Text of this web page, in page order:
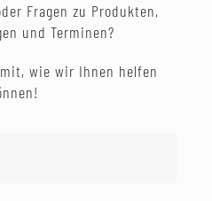
Fragen zu Produkten,
und Terminen?
wie wir Ihnen helfen